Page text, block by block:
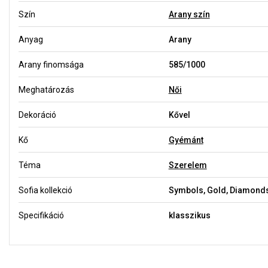
Szín Arany szín
Anyag Arany
Arany finomsága 585/1000
Meghatározás Női
Dekoráció Kővel
Kő Gyémánt
Téma Szerelem
Sofia kollekció Symbols, Gold,
Specifikáció klasszikus